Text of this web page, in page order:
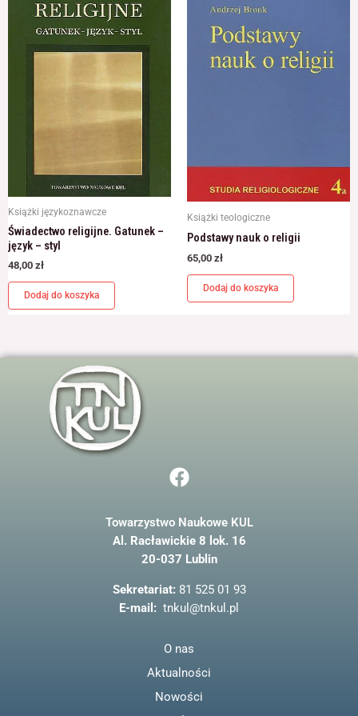
Książki językoznawcze
Świadectwo religijne. Gatunek –
język – styl
48,00 zł
Dodaj do koszyka
Książki teologiczne
Podstawy nauk o religii
65,00 zł
Dodaj do koszyka
F
a
e
b
o
o
k
Towarzystwo Naukowe KUL
Al. Racławickie 8 lok. 16
20-037 Lublin
Sekretariat: 81 525 01 93
E-mail: tnkul@tnkul.pl
O nas
Aktualności
Nowości